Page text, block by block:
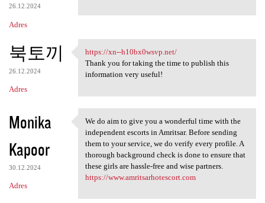
26.12.2024
Adres
북토끼
26.12.2024
Adres
https://xn--h10bx0wsvp.net/
https://xn--h10bx0wsvp.net/
Thank you for taking the time to publish this
information very useful!
Monika
Kapoor
30.12.2024
Adres
We do aim to give you a
We do aim to give you a wonderful time with the
independent escorts in Amritsar. Before sending
them to your service, we do verify every profile. A
thorough background check is done to ensure that
these girls are hassle-free and wise partners.
https://www.amritsarhotescort.com